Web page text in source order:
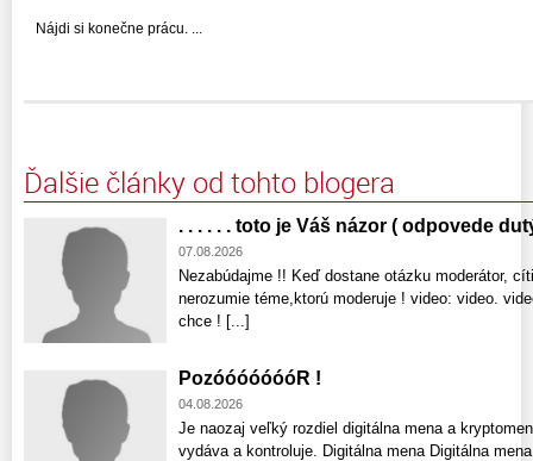
Nájdi si konečne prácu. ...
Ďalšie články od tohto blogera
. . . . . . toto je Váš názor ( odpovede
07.08.2026
Nezabúdajme !! Keď dostane otázku moderátor,
nerozumie téme,ktorú moderuje ! video: video.
chce ! [...]
PozóóóóóóóR !
04.08.2026
Je naozaj veľký rozdiel digitálna mena a
vydáva a kontroluje. Digitálna mena Digitálna